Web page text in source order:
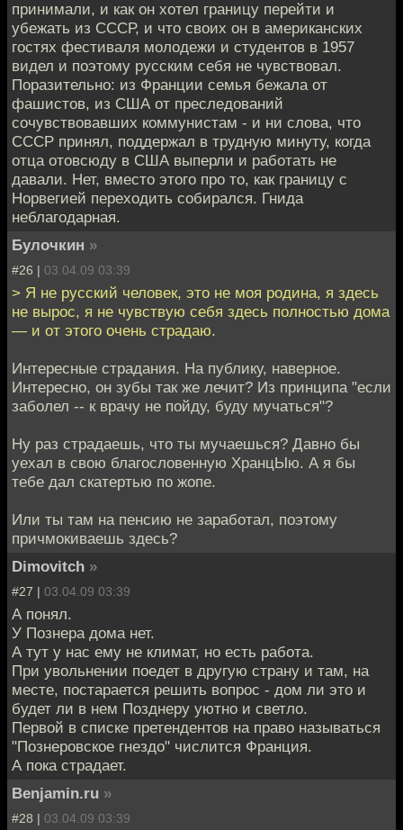
принимали, и как он хотел границу перейти и
убежать из СССР, и что своих он в американских
гостях фестиваля молодежи и студентов в 1957
видел и поэтому русским себя не чувствовал.
Поразительно: из Франции семья бежала от
фашистов, из США от преследований
сочувствовавших коммунистам - и ни слова, что
СССР принял, поддержал в трудную минуту, когда
отца отовсюду в США выперли и работать не
давали. Нет, вместо этого про то, как границу с
Норвегией переходить собирался. Гнида
неблагодарная.
Булочкин »
#26 | 03.04.09 03:39
> Я не русский человек, это не моя родина, я здесь
не вырос, я не чувствую себя здесь полностью дома
— и от этого очень страдаю.
Интересные страдания. На публику, наверное.
Интересно, он зубы так же лечит? Из принципа "если
заболел -- к врачу не пойду, буду мучаться"?
Ну раз страдаешь, что ты мучаешься? Давно бы
уехал в свою благословенную ХранцЫю. А я бы
тебе дал скатертью по жопе.
Или ты там на пенсию не заработал, поэтому
причмокиваешь здесь?
Dimovitch »
#27 | 03.04.09 03:39
А понял.
У Познера дома нет.
А тут у нас ему не климат, но есть работа.
При увольнении поедет в другую страну и там, на
месте, постарается решить вопрос - дом ли это и
будет ли в нем Позднеру уютно и светло.
Первой в списке претендентов на право называться
"Познеровское гнездо" числится Франция.
А пока страдает.
Benjamin.ru »
#28 | 03.04.09 03:39